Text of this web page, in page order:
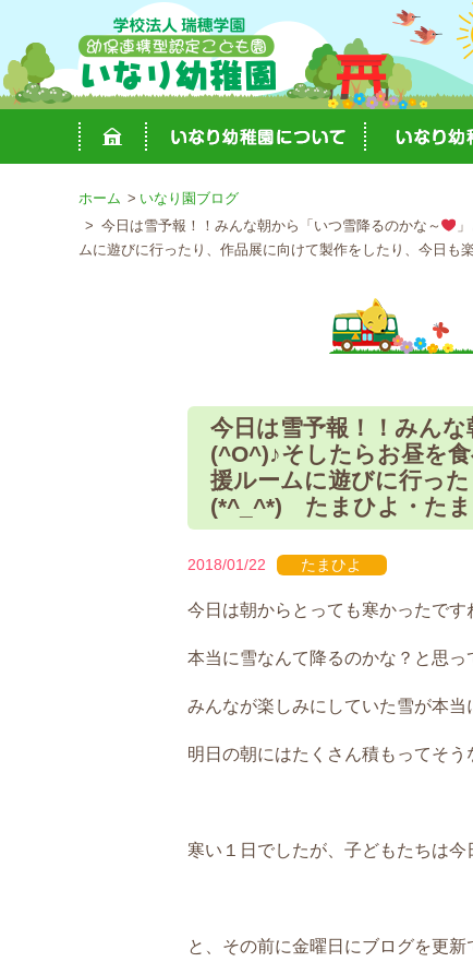
ホーム
いなり園ブログ
今日は雪予報！！みんな朝から「いつ雪降るのかな～
ムに遊びに行ったり、作品展に向けて製作をしたり、今日
今日は雪予報！！みん
(^O^)♪そしたらお昼を
援ルームに遊びに行っ
(*^_^*) たまひよ・たま
2018/01/22 たまひよ
今日は朝からとっても寒かったです
本当に雪なんて降るのかな？と思っ
みんなが楽しみにしていた雪が本当
明日の朝にはたくさん積もってそう
寒い１日でしたが、子どもたちは
と、その前に金曜日にブログを更新